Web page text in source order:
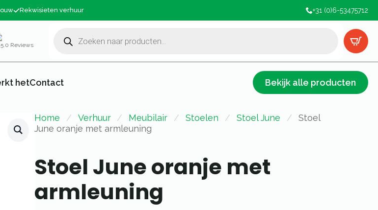
Rekwisieten verhuur +31 (0)6-53475712
Reviews
zoeken
hetContact Bekijk alle producten
Home Verhuur Meubilair Stoelen Stoel June
Stoel
June oranje met armleuning
Stoel June oranje met
armleuning